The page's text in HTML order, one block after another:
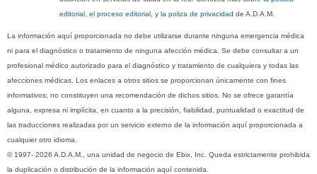
editorial, el proceso editorial , yla poliza de privacidad de A.D.A.M.
La información aquí proporcionada no debe utilizarse durante ninguna emergencia médica
ni para el diagnóstico o tratamiento de ninguna afección médica. Se debe consultar a un
profesional médico autorizado para el diagnóstico y tratamiento de cualquiera y todas las
afecciones médicas. Los enlaces a otros sitios se proporcionan únicamente con fines
informativos; no constituyen una recomendación de dichos sitios. No se ofrece garantía
alguna, expresa ni implícita, en cuanto a la precisión, fiabilidad, puntualidad o exactitud de
las traducciones realizadas por un servicio externo de la información aquí proporcionada a
cualquier otro idioma.
© 1997- 2026 A.D.A.M., una unidad de negocio de Ebix, Inc. Queda estrictamente prohibida
la duplicación o distribución de la información aquí contenida.